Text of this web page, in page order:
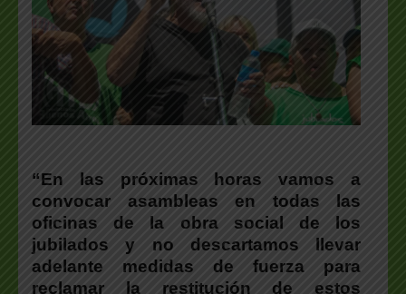
“En las próximas horas vamos a
convocar asambleas en todas las
oficinas de la obra social de los
jubilados y no descartamos llevar
adelante medidas de fuerza para
reclamar la restitución de estos